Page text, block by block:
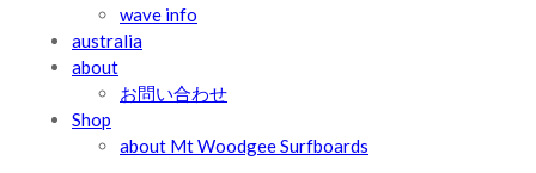
wave info
australia
about
お問い合わせ
Shop
about Mt Woodgee Surfboards